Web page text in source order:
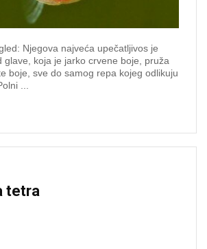
Njegova najveća upečatljivos je
glave, koja je jarko crvene boje, pruža
boje, sve do samog repa kojeg odlikuju
...
tetra